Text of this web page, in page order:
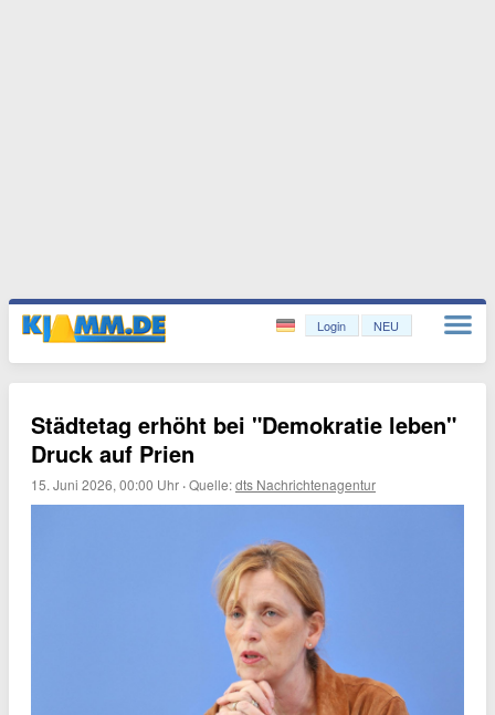
Login NEU
Städtetag erhöht bei "Demokratie leben"
Druck auf Prien
15. Juni 2026, 00:00 Uhr ·Quelle:dts Nachrichtenagentur